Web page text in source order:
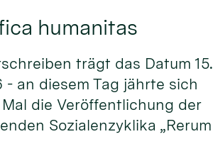
humanitas
trägt das Datum 15.
- an diesem Tag jährte sich
Mal die Veröffentlichung der
Sozialenzyklika „Rerum